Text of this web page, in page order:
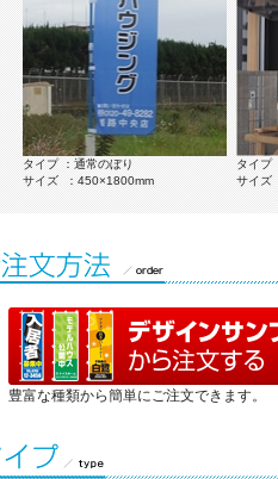
タイプ ：通常のぼり
サイズ ：450×1800mm
タイプ
サイズ
豊富な種類から簡単にご注文できます。